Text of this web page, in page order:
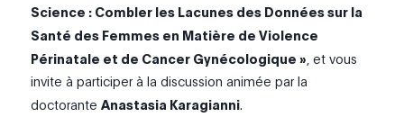
Science : Combler les Lacunes des Données sur la
Santé des Femmes en Matière de Violence
Périnatale et de Cancer Gynécologique », et vous
invite à participer à la discussion animée par la
doctoranteAnastasia Karagianni.